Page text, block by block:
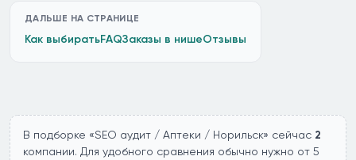
ДАЛЬШЕ НА СТРАНИЦЕ
Как выбиратьFAQЗаказы в нишеОтзывы
В подборке «SEO аудит / Аптеки / Норильск» сейчас 2
компании. Для удобного сравнения обычно нужно от 5